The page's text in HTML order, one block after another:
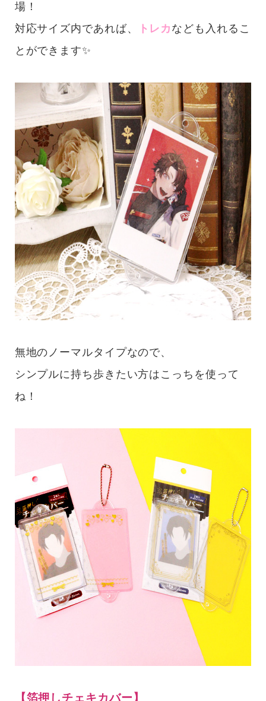
場！
対応サイズ内であれば、
トレカ なども入れるこ
とができます✨
無地のノーマルタイプなので、
シンプルに持ち歩きたい方はこっちを使って
ね！
【箔押しチェキカバー】